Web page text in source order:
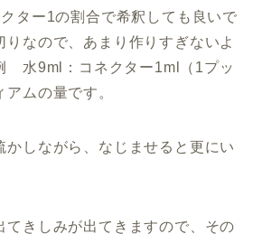
ター1の割合で希釈しても良いで
りなので、あまり作りすぎないよ
水9ml：コネクター1ml（1プッ
ムの量です。
しながら、なじませると更にい
きしみが出てきますので、その